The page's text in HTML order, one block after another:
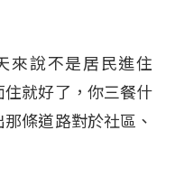
來說不是居民進住
就好了，你三餐什
條道路對於社區、